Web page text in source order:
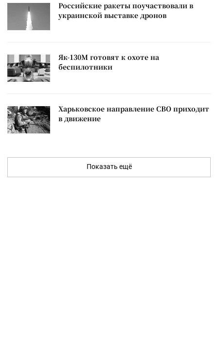
Российские ракеты поучаствовали в
украинской выставке дронов
Як-130М готовят к охоте на
беспилотники
Харьковское направление СВО приходит
в движение
Показать ещё